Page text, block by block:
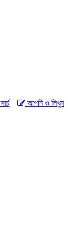
আপনি ও লিখুন
সার্চ